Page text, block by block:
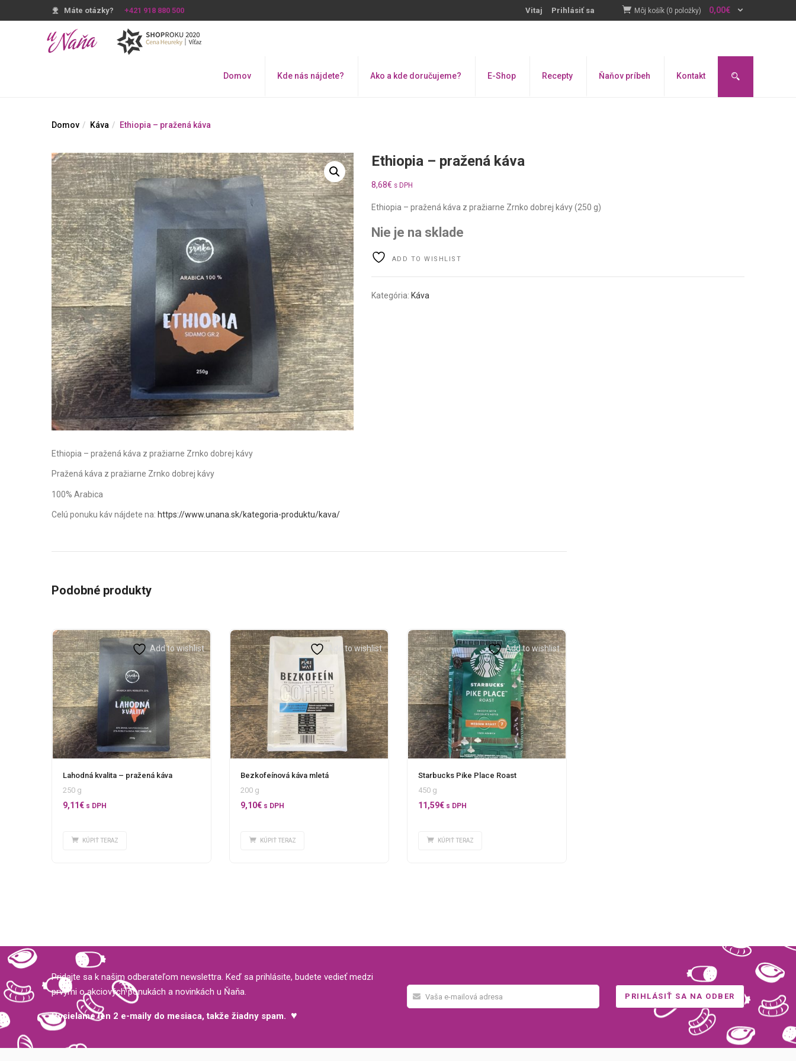
Máte otázky? +421 918 880 500 Vitaj Prihlásiť sa Môj košík (0 položky) 0,00€
Domov Kde nás nájdete? Ako a kde doručujeme? E-Shop Recepty Ňaňov príbeh Kontakt
Domov Káva Ethiopia – pražená káva
Ethiopia – pražená káva
8,68€ s DPH
Ethiopia – pražená káva z pražiarne Zrnko dobrej kávy (250 g)
Nie je na sklade
ADD TO WISHLIST
Kategória: Káva
Ethiopia – pražená káva z pražiarne Zrnko dobrej kávy
Pražená káva z pražiarne Zrnko dobrej kávy
100% Arabica
Celú ponuku káv nájdete na: https://www.unana.sk/kategoria-produktu/kava/
Podobné produkty
Add to wishlist
Lahodná kvalita – pražená káva
250 g
9,11€ s DPH
KÚPIŤ TERAZ
Add to wishlist
Bezkofeínová káva mletá
200 g
9,10€ s DPH
KÚPIŤ TERAZ
Add to wishlist
Starbucks Pike Place Roast
450 g
11,59€ s DPH
KÚPIŤ TERAZ
Pridajte sa k našim odberateľom newslettra. Keď sa prihlásite, budete vedieť medzi
prvými o akciových ponukách a novinkách u Ňaňa.
Posielame len 2 e-maily do mesiaca, takže žiadny spam. ♥